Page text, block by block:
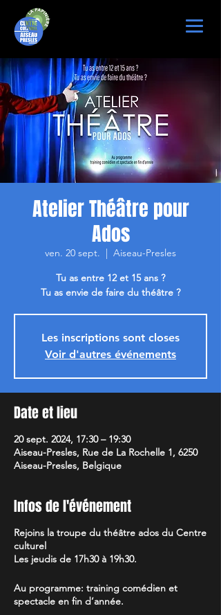
Atelier Théâtre pour
Ados
ven. 20 sept.
  |
Aiseau-Presles
Tu as entre 12 et 15 ans ?
Tu as envie de faire du théâtre ?
Les inscriptions sont closes
Voir d'autres événements
Date et lieu
20 sept. 2024, 17:30 – 19:30
Aiseau-Presles, Rue de La Rochelle 1, 6250
Aiseau-Presles, Belgique
Infos de l'événement
Rejoins la troupe du théâtre ados du Centre
culturel
Les jeudis de 17h30 à 19h30.
Au programme: training comédien et
spectacle en fin d’année.